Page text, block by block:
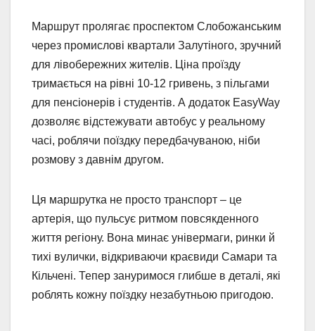
Маршрут пролягає проспектом Слобожанським
через промислові квартали Залутіного, зручний
для лівобережних жителів. Ціна проїзду
тримається на рівні 10-12 гривень, з пільгами
для пенсіонерів і студентів. А додаток EasyWay
дозволяє відстежувати автобус у реальному
часі, роблячи поїздку передбачуваною, ніби
розмову з давнім другом.
Ця маршрутка не просто транспорт – це
артерія, що пульсує ритмом повсякденного
життя регіону. Вона минає універмаги, ринки й
тихі вулички, відкриваючи краєвиди Самари та
Кільчені. Тепер зануримося глибше в деталі, які
роблять кожну поїздку незабутньою пригодою.